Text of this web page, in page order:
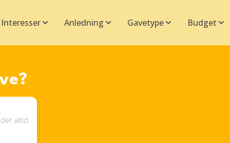
Interesser Anledning Gavetype Budget